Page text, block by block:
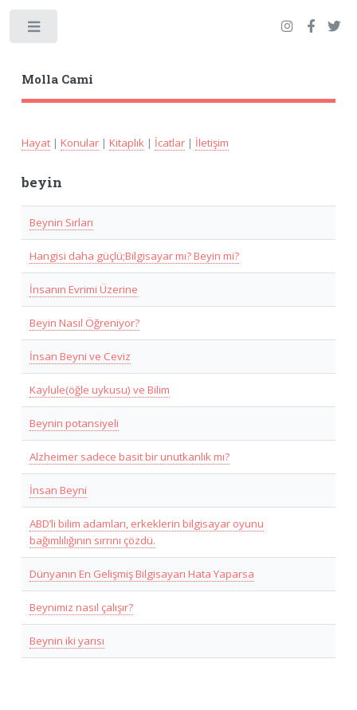
Molla Cami
Hayat| Konular| Kitaplık| İcatlar| İletişim
beyin
Beynin Sırları
Hangisi daha güçlü;Bilgisayar mı? Beyin mi?
İnsanın Evrimi Üzerine
Beyin Nasıl Öğreniyor?
İnsan Beyni ve Ceviz
Kaylule(öğle uykusu) ve Bilim
Beynin potansiyeli
Alzheimer sadece basit bir unutkanlık mı?
İnsan Beyni
ABD’li bilim adamları, erkeklerin bilgisayar oyunu
bağımlılığının sırrını çözdü.
Dünyanın En Gelişmiş Bilgisayarı Hata Yaparsa
Beynimiz nasıl çalışır?
Beynin iki yarısı